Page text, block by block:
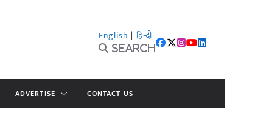
English | हिन्दी
Search
ADVERTISE CONTACT US